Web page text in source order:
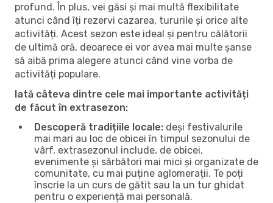
profund. În plus, vei găsi și mai multă flexibilitate
atunci când îți rezervi cazarea, tururile și orice alte
activități. Acest sezon este ideal și pentru călătorii
de ultimă oră, deoarece ei vor avea mai multe șanse
să aibă prima alegere atunci când vine vorba de
activități populare.
Iată câteva dintre cele mai importante activități
de făcut în extrasezon:
Descoperă tradițiile locale: deși festivalurile
mai mari au loc de obicei în timpul sezonului de
vârf, extrasezonul include, de obicei,
evenimente și sărbători mai mici și organizate de
comunitate, cu mai puține aglomerații. Te poți
înscrie la un curs de gătit sau la un tur ghidat
pentru o experiență mai personală.